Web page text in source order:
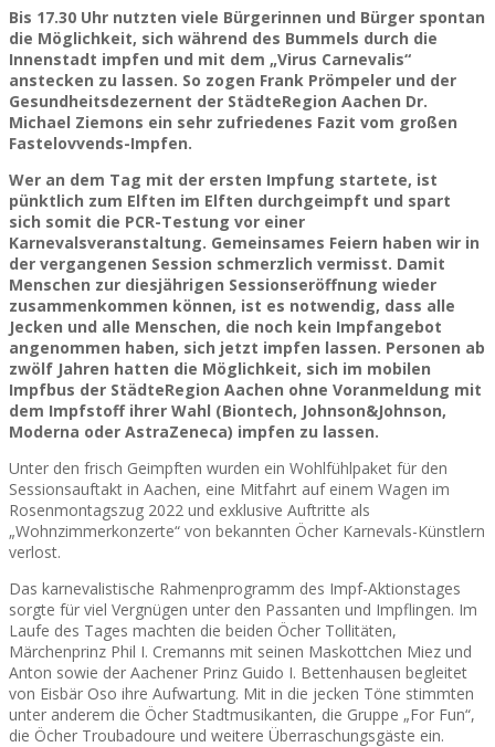
Bis 17.30 Uhr nutzten viele Bürgerinnen und Bürger spontan
die Möglichkeit, sich während des Bummels durch die
Innenstadt impfen und mit dem „Virus Carnevalis“
anstecken zu lassen. So zogen Frank Prömpeler und der
Gesundheitsdezernent der StädteRegion Aachen Dr.
Michael Ziemons ein sehr zufriedenes Fazit vom großen
Fastelovvends-Impfen.
Wer an dem Tag mit der ersten Impfung startete, ist
pünktlich zum Elften im Elften durchgeimpft und spart
sich somit die PCR-Testung vor einer
Karnevalsveranstaltung. Gemeinsames Feiern haben wir in
der vergangenen Session schmerzlich vermisst. Damit
Menschen zur diesjährigen Sessionseröffnung wieder
zusammenkommen können, ist es notwendig, dass alle
Jecken und alle Menschen, die noch kein Impfangebot
angenommen haben, sich jetzt impfen lassen. Personen ab
zwölf Jahren hatten die Möglichkeit, sich im mobilen
Impfbus der StädteRegion Aachen ohne Voranmeldung mit
dem Impfstoff ihrer Wahl (Biontech, Johnson&Johnson,
Moderna oder AstraZeneca) impfen zu lassen.
Unter den frisch Geimpften wurden ein Wohlfühlpaket für den
Sessionsauftakt in Aachen, eine Mitfahrt auf einem Wagen im
Rosenmontagszug 2022 und exklusive Auftritte als
„Wohnzimmerkonzerte“ von bekannten Öcher Karnevals-Künstlern
verlost.
Das karnevalistische Rahmenprogramm des Impf-Aktionstages
sorgte für viel Vergnügen unter den Passanten und Impflingen. Im
Laufe des Tages machten die beiden Öcher Tollitäten,
Märchenprinz Phil I. Cremanns mit seinen Maskottchen Miez und
Anton sowie der Aachener Prinz Guido I. Bettenhausen begleitet
von Eisbär Oso ihre Aufwartung. Mit in die jecken Töne stimmten
unter anderem die Öcher Stadtmusikanten, die Gruppe „For Fun“,
die Öcher Troubadoure und weitere Überraschungsgäste ein.